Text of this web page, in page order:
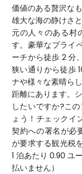
価値のある贅沢な
雄大な海の静けさ
元の人々のある村
す。豪華なプライ
ーチから徒歩 2 分
狭い通りから徒歩
ナや様々な素晴ら
距離にあります。
したいですか?こ
ょう！チェックイ
契約への署名が必
が要求する観光税
1 泊あたり 0.90 ユ
払いません）